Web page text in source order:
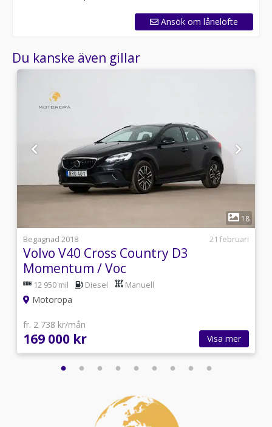
Ansök om lånelöfte
Du kanske även gillar
18
Begagnad 2018
21 februari
Volvo V40 Cross Country D3
Momentum / Voc
12 950 mil Diesel Manuell
Motoropa
fr. 2 738 kr/mån
169 000 kr Visa mer